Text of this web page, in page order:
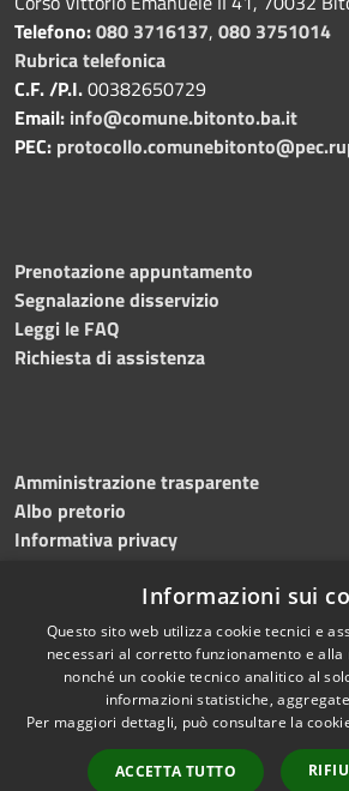
Telefono:080 3716137, 080 3751014
Rubrica telefonica
C.F. /P.I.00382650729
Email: info@comune.bitonto.ba.it
PEC:
Prenotazione appuntamento
Segnalazione disservizio
Leggi le FAQ
Richiesta di assistenza
Amministrazione trasparente
Albo pretorio
Informativa privacy
Dichiarazione di accessibilità
RSS
Accessibilità
Informazioni sui
Questo sito web utilizza cookie tecnici e
necessari al corretto funzionamento e alla
nonché un cookie tecnico analitico al
informazioni statistiche,
Per maggiori dettagli, può consultare la
ACCETTA TUTTO